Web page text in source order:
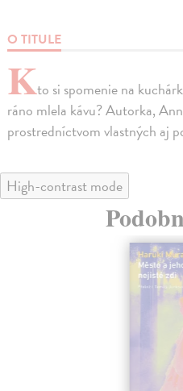
O TITULE
Kto si spomenie na
ráno mlela kávu? Autorka,
prostredníctvom vlastných aj
High-contrast mode